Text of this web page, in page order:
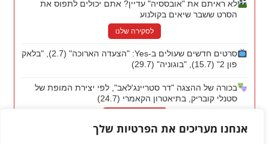
אנחנו מעריכים את הפרטיות שלך
לא ראיתם את "אובססיה" עדיין? אתם יכולים לתפוס את
הסרט ששבר שיאים בקולנוע
לסקירה שלנו
סרטים חדשים שעולים ב-Yes: "הצעדה הארוכה" (2.7), "בלאק
פון 2" (15.7), "בוגוניה" (29.7)
בכורה של ההצגה "דר סטריינג'לאב", לפי יצירת המופת של
סטנלי קובריק, בתיאטרון הקאמרי (24.7)